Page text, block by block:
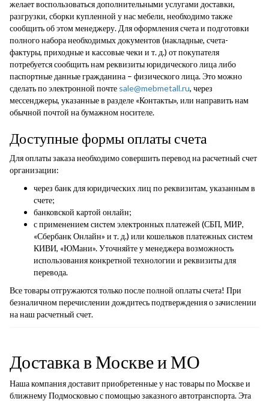
желает воспользоваться дополнительными услугами доставки,
разгрузки, сборки купленной у нас мебели, необходимо также
сообщить об этом менеджеру. Для оформления счета и подготовки
полного набора необходимых документов (накладные, счета-
фактуры, приходные и кассовые чеки и т. д.) от покупателя
потребуется сообщить нам реквизиты юридического лица либо
паспортные данные гражданина – физического лица. Это можно
сделать по электронной почте sale@mebmetall.ru, через
мессенджеры, указанные в разделе «Контакты», или направить нам
обычной почтой на бумажном носителе.
Доступные формы оплаты счета
Для оплаты заказа необходимо совершить перевод на расчетный счет
организации:
через банк для юридических лиц по реквизитам, указанным в
счете;
банковской картой онлайн;
с применением систем электронных платежей (СБП, МИР,
«Сбербанк Онлайн» и т. д.) или кошельков платежных систем
КИВИ, «ЮМани». Уточняйте у менеджера возможность
использования конкретной технологии и реквизиты для
перевода.
Все товары отгружаются только после полной оплаты счета! При
безналичном перечислении дождитесь подтверждения о зачислении
на наш расчетный счет.
Доставка в Москве и МО
Наша компания доставит приобретенные у нас товары по Москве и
ближнему Подмосковью с помощью заказного автотранспорта. Эта